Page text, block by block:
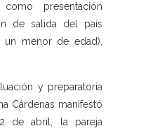
como presentación
de salida del país
menor de edad),
y preparatoria
Cárdenas manifestó
de abril, la pareja